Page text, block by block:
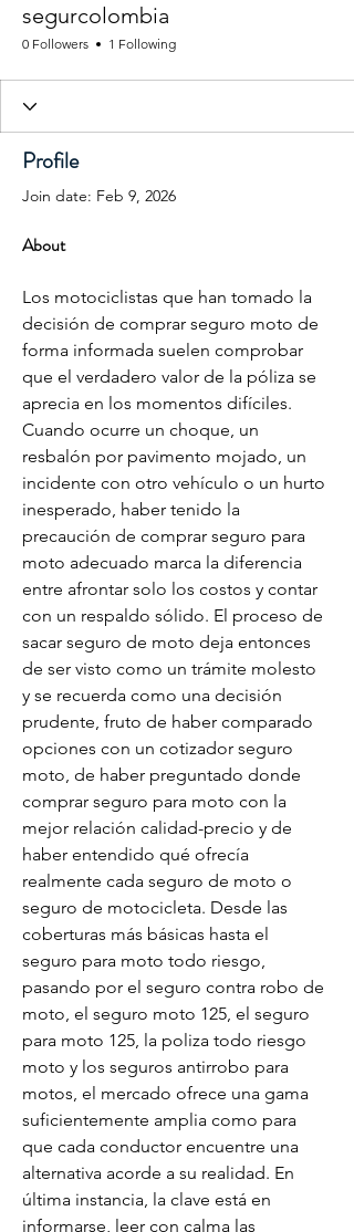
segurcolombia
0 Followers 1 Following
Profile
Join date: Feb 9, 2026
About
Los motociclistas que han tomado la
decisión de comprar seguro moto de
forma informada suelen comprobar
que el verdadero valor de la póliza se
aprecia en los momentos difíciles.
Cuando ocurre un choque, un
resbalón por pavimento mojado, un
incidente con otro vehículo o un hurto
inesperado, haber tenido la
precaución de comprar seguro para
moto adecuado marca la diferencia
entre afrontar solo los costos y contar
con un respaldo sólido. El proceso de
sacar seguro de moto deja entonces
de ser visto como un trámite molesto
y se recuerda como una decisión
prudente, fruto de haber comparado
opciones con un cotizador seguro
moto, de haber preguntado donde
comprar seguro para moto con la
mejor relación calidad-precio y de
haber entendido qué ofrecía
realmente cada seguro de moto o
seguro de motocicleta. Desde las
coberturas más básicas hasta el
seguro para moto todo riesgo,
pasando por el seguro contra robo de
moto, el seguro moto 125, el seguro
para moto 125, la poliza todo riesgo
moto y los seguros antirrobo para
motos, el mercado ofrece una gama
suficientemente amplia como para
que cada conductor encuentre una
alternativa acorde a su realidad. En
última instancia, la clave está en
informarse, leer con calma las